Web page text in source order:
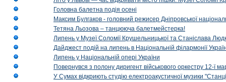
Головна балетна подія осені
Максим Булгаков - головний режисер Дніпровської
Тетяна Льозова – танцююча балетмейстерка!
Липень у Музеї Соломії Крушельницької та Станіслава
Дайджест подій на липень в Національній філармонії
Липень у Національній опері України
Повернувся з полону диригент військового оркестру 12-ї
У Сумах відкриють студію електроакустичної музики